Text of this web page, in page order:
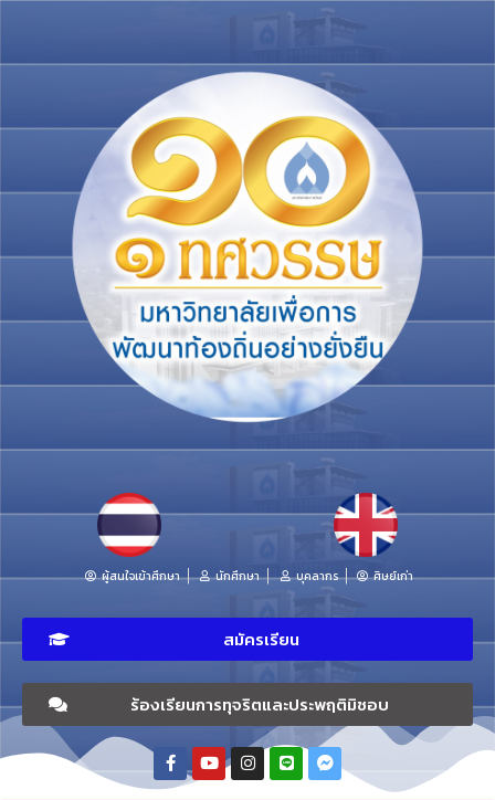
ผู้สนใจเข้าศึกษา นักศึกษา บุคลากร ศิษย์เก่า
สมัครเรียน
ร้องเรียนการทุจริตและประพฤติมิชอบ